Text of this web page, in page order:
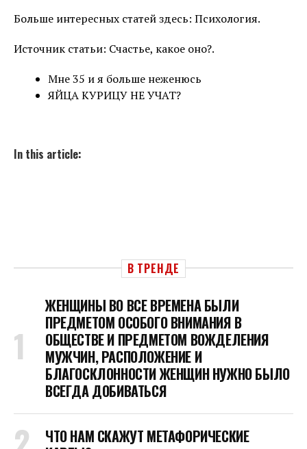
Больше интересных статей здесь: Психология.
Источник статьи: Счастье, какое оно?.
Мне 35 и я больше неженюсь
ЯЙЦА КУРИЦУ НЕ УЧАТ?
In this article:
В ТРЕНДЕ
ЖЕНЩИНЫ ВО ВСЕ ВРЕМЕНА БЫЛИ
ПРЕДМЕТОМ ОСОБОГО ВНИМАНИЯ В
ОБЩЕСТВЕ И ПРЕДМЕТОМ ВОЖДЕЛЕНИЯ
МУЖЧИН, РАСПОЛОЖЕНИЕ И
БЛАГОСКЛОННОСТИ ЖЕНЩИН НУЖНО БЫЛО
ВСЕГДА ДОБИВАТЬСЯ
ЧТО НАМ СКАЖУТ МЕТАФОРИЧЕСКИЕ